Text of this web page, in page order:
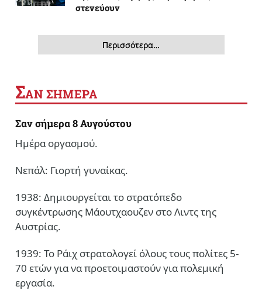
στενεύουν
Περισσότερα…
ΣΑΝ ΣΗΜΕΡΑ
Σαν σήμερα 8 Αυγούστου
Ημέρα οργασμού.
Νεπάλ: Γιορτή γυναίκας.
1938: Δημιουργείται το στρατόπεδο
συγκέντρωσης Μάουτχαουζεν στο Λιντς της
Αυστρίας.
1939: Το Ράιχ στρατολογεί όλους τους πολίτες 5-
70 ετών για να προετοιμαστούν για πολεμική
εργασία.